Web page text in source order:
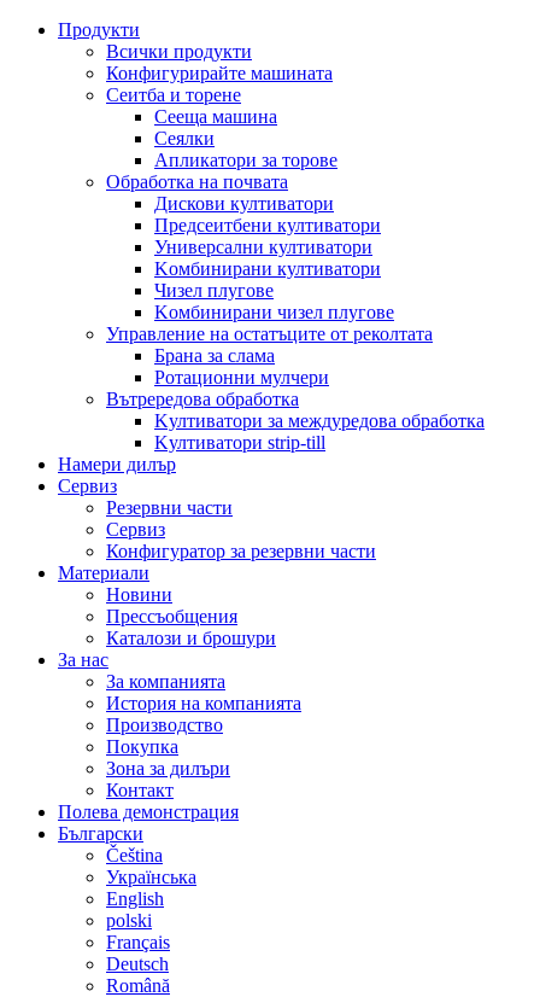
Продукти
Всички продукти
Конфигурирайте машината
Сеитба и торене
Cееща машина
Cеялки
Апликатори за торове
Обработка на почвата
Дискови култиватори
Предсеитбени култиватори
Универсални култиватори
Kомбинирани култиватори
Чизел плугове
Kомбинирани чизел плугове
Управление на остатъците от реколтата
Брана за слама
Pотационни мулчери
Вътрередова обработка
Kултиватори за междуредова обработка
Kултиватори strip-till
Намери дилър
Сервиз
Резервни части
Сервиз
Конфигуратор за резервни части
Материали
Новини
Прессъобщения
Каталози и брошури
За нас
За компанията
История на компанията
Производство
Покупка
Зона за дилъри
Контакт
Полева демонстрация
Български
Čeština
Українська
English
polski
Français
Deutsch
Română